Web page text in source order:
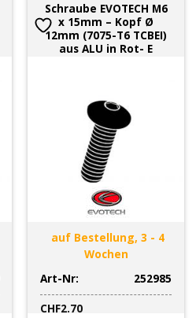
Schraube EVOTECH M6
x 15mm – Kopf Ø
12mm (7075-T6 TCBEI)
aus ALU in Rot- E
auf Bestellung, 3 - 4
Wochen
Art-Nr:
252985
CHF2.70